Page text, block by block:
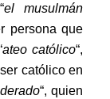
el musulmán
persona que
ateo católico“,
católico en
“, quien